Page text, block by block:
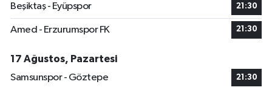
Beşiktaş - Eyüpspor 21:30
Amed - Erzurumspor FK 21:30
17 Ağustos, Pazartesi
Samsunspor - Göztepe
21:30